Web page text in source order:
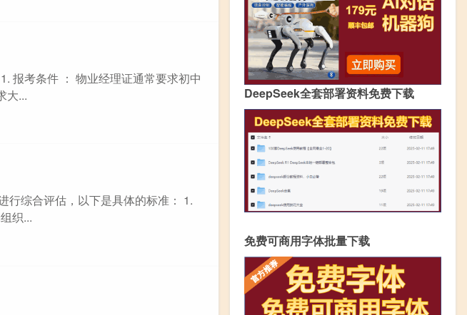
报考条件 ： 物业经理证通常要求初中
大...
行综合评估，以下是具体的标准： 1.
织...
DeepSeek全套部署资料免费下载
免费可商用字体批量下载